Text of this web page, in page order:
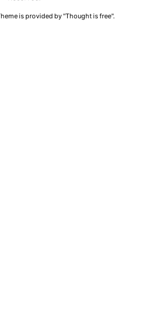
is provided by "Thought is free".